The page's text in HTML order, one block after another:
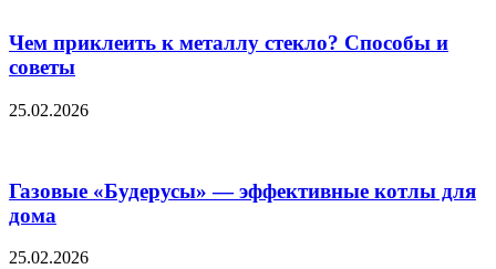
Чем приклеить к металлу стекло? Способы и
советы
25.02.2026
Газовые «Будерусы» — эффективные котлы для
дома
25.02.2026